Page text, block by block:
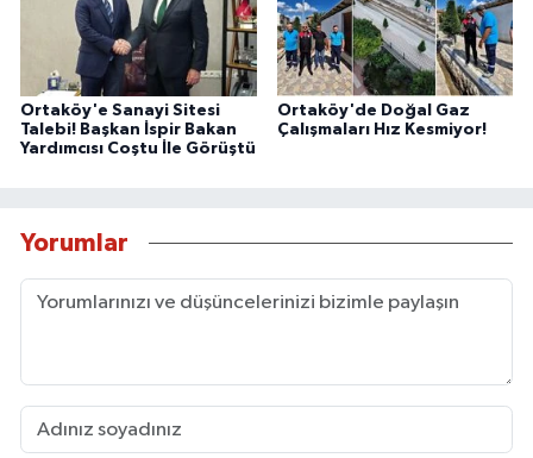
Ortaköy'e Sanayi Sitesi
Talebi! Başkan İspir Bakan
Yardımcısı Coştu İle Görüştü
Ortaköy'de Doğal Gaz
Çalışmaları Hız Kesmiyor!
Yorumlar